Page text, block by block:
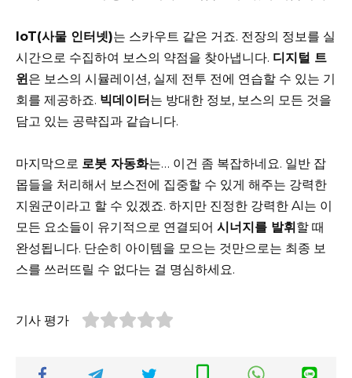
IoT(사물 인터넷)는 스카우트 같은 거죠. 전장의 정보를 실
시간으로 수집하여 보스의 약점을 찾아냅니다. 디지털 트
윈은 보스의 시뮬레이션, 실제 전투 전에 연습할 수 있는 기
회를 제공하죠. 빅데이터 는 방대한 정보, 보스의 모든 것을
담고 있는 공략집과 같습니다.
마지막으로 로봇 자동화는… 이건 좀 복잡하네요. 일반 잡
몹들을 처리해서 보스전에 집중할 수 있게 해주는 강력한
지원군이라고 할 수 있겠죠. 하지만 진정한 강력한 AI는 이
모든 요소들이 유기적으로 연결되어 시너지를 발휘 할 때
완성됩니다. 단순히 아이템을 모으는 것만으로는 최종 보
스를 쓰러뜨릴 수 없다는 걸 명심하세요.
기사 평가